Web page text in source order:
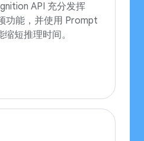
API 充分发挥
功能，并使用 Prompt
短推理时间。